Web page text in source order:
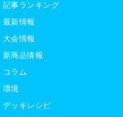
記事ランキング
最新情報
大会情報
新商品情報
コラム
環境
デッキレシピ